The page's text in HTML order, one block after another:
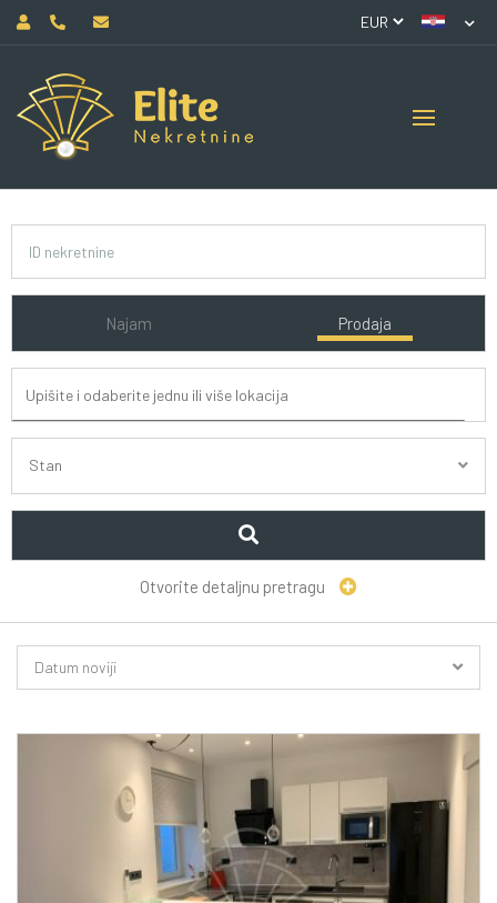
Najam Prodaja
Stan
Otvorite detaljnu pretragu
Datum noviji